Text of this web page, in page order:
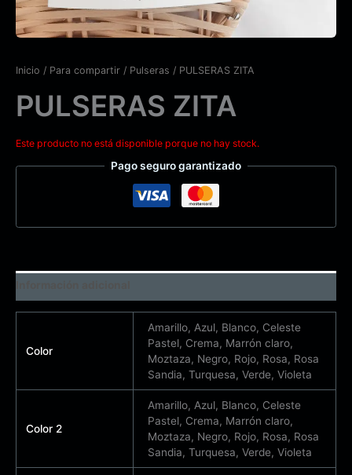
Inicio / Para compartir / Pulseras / PULSERAS ZITA
PULSERAS ZITA
Este producto no está disponible porque no hay stock.
Pago seguro garantizado
Color
Amarillo, Azul, Blanco, Celeste
Pastel, Crema, Marrón claro,
Moztaza, Negro, Rojo, Rosa, Rosa
Sandia, Turquesa, Verde, Violeta
Color 2
Amarillo, Azul, Blanco, Celeste
Pastel, Crema, Marrón claro,
Moztaza, Negro, Rojo, Rosa, Rosa
Sandia, Turquesa, Verde, Violeta